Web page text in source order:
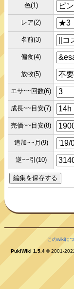
色(1)
レア(2)
名前(3)
偏食(4)
放牧(5)
エサ~~回数(6)
成長~~目安(7)
売価~~目安(8)
追加~~月(9)
逆~~引(10)
このwikiに
PukiWiki 1.5.4 © 2001-